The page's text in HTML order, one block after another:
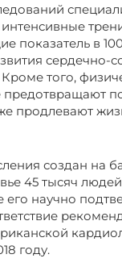
показатель в
сердечно-
Кроме того,
предотвращают
продлевают
создан на
45 тысяч
его научно
году.